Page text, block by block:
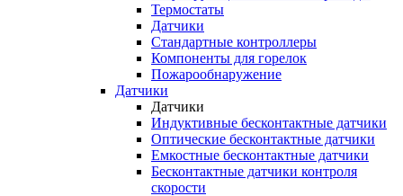
Термостаты
Датчики
Стандартные контроллеры
Компоненты для горелок
Пожарообнаружение
Датчики
Датчики
Индуктивные бесконтактные датчики
Оптические бесконтактные датчики
Емкостные бесконтактные датчики
Бесконтактные датчики контроля
скорости